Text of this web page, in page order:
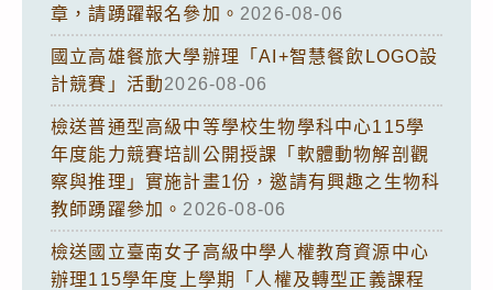
章，請踴躍報名參加。 2026-08-06
國立高雄餐旅大學辦理「AI+智慧餐飲LOGO設
計競賽」活動2026-08-06
檢送普通型高級中等學校生物學科中心115學
年度能力競賽培訓公開授課「軟體動物解剖觀
察與推理」實施計畫1份，邀請有興趣之生物科
教師踴躍參加。 2026-08-06
檢送國立臺南女子高級中學人權教育資源中心
辦理115學年度上學期「人權及轉型正義課程